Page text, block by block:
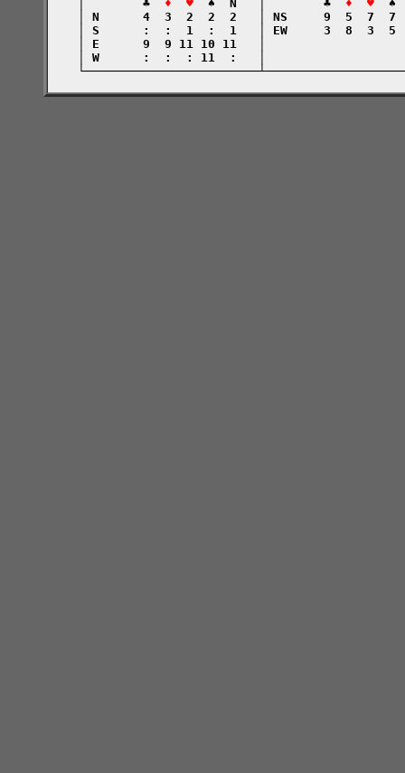
    │        ♣
♦  ♥
  ♠  N   │        ♣
♦  ♥
♠
│ N      4  3  2  2  2   │ NS     9  5  7
│ S      :  :  1  :  1   │ EW     3  8  3
│ E      9  9 11 10 11   │
│ W      :  :  : 11  :   │